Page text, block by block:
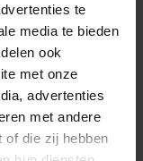
te
media te bieden
ook
met onze
advertenties
met andere
of die zij hebben
gedrag
niet weg moet